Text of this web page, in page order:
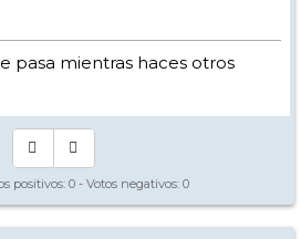
pasa mientras haces otros
positivos: 0 - Votos negativos: 0